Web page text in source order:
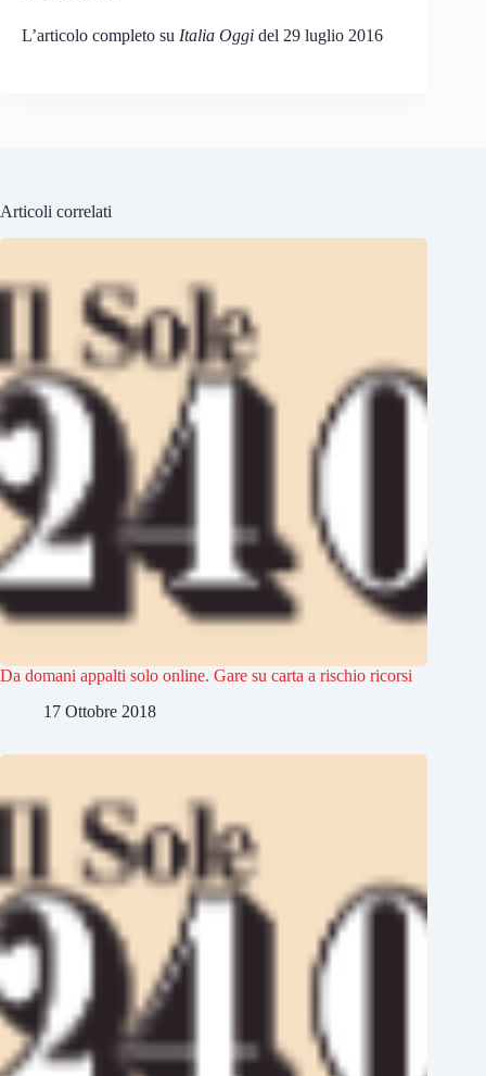
L’articolo completo su Italia Oggi del 29 luglio 2016
Articoli correlati
Da domani appalti solo online. Gare su carta a rischio ricorsi
17 Ottobre 2018